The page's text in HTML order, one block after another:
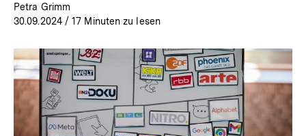
Petra Grimm
30.09.2024/ 17 Minuten zu lesen